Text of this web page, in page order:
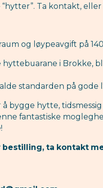
Ta kontakt,
og løypeavgift på
hyttebuarane i Brokke,
standarden på
bygge hytte,
fantastiske
bestilling, ta kontakt